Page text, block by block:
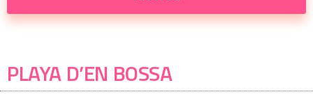
PLAYA D’EN BOSSA